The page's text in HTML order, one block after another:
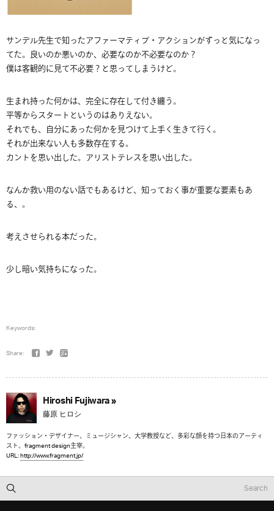
サンデル先生で知ったアファーマティブ・アクションがずっと気になっ
てた。良いのか悪いのか、必要なのか不必要なのか？
僕は客観的に見て不必要？と思ってしまうけど。
生まれ持った何かは、完全に存在して付き纏う。
平等からスタートというのはありえない。
それでも、自分にあった何かを見つけて上手く生きて行く。
それが出来ない人も多数存在する。
カントを思い出した。アリストテレスを思い出した。
なんか救い用のない話でもあるけど、知っておく事が重要な要素もあ
る、。
考えさせられる本だった。
少し暗い気持ちになった。
Keywords:
Share:
Hiroshi Fujiwara »
藤原 ヒロシ
ファッション・デザイナー、ミュージシャン、大学教授など、多彩な顔を持つ日本のアーティ
スト。fragment design主宰。
URL:http://www.fragment.jp/